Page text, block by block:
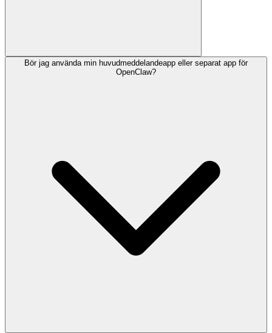
Bör jag använda min huvudmeddelandeapp eller separat app för
OpenClaw?